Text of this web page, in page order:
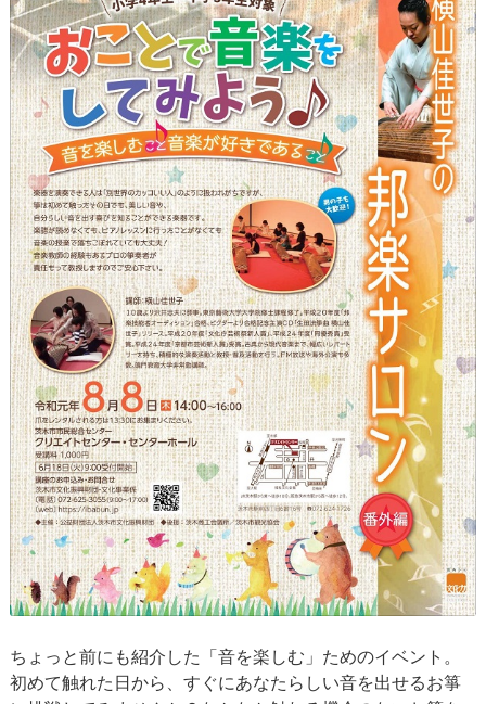
ちょっと前にも紹介した「音を楽しむ」ためのイベント。
初めて触れた日から、すぐにあなたらしい音を出せるお箏